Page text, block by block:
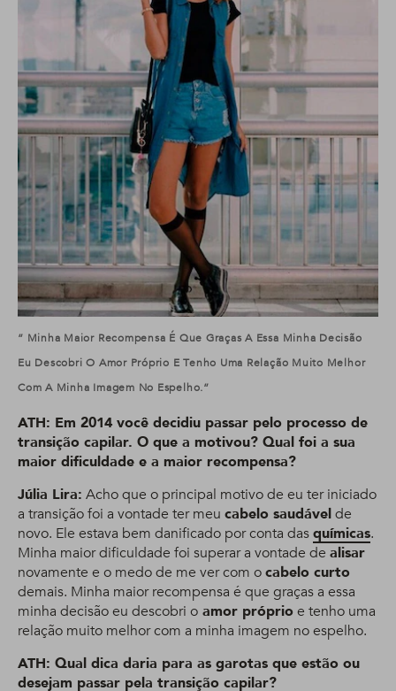
” Minha Maior Recompensa É Que Graças A Essa Minha Decisão
Eu Descobri O Amor Próprio E Tenho Uma Relação Muito Melhor
Com A Minha Imagem No Espelho.”
ATH: Em 2014 você decidiu passar pelo processo de
transição capilar. O que a motivou? Qual foi a sua
maior dificuldade e a maior recompensa?
Júlia Lira: Acho que o principal motivo de eu ter iniciado
a transição foi a vontade ter meu cabelo saudávelde
novo. Ele estava bem danificado por conta dasquímicas.
Minha maior dificuldade foi superar a vontade de alisar
novamente e o medo de me ver com ocabelo curto
demais. Minha maior recompensa é que graças a essa
minha decisão eu descobri o amor próprio e tenho uma
relação muito melhor com a minha imagem no espelho.
ATH: Qual dica daria para as garotas que estão ou
desejam passar pela transição capilar?